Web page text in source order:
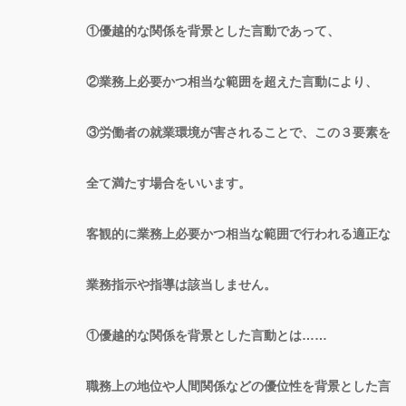
①優越的な関係を背景とした言動であって、
②業務上必要かつ相当な範囲を超えた言動により、
③労働者の就業環境が害されることで、この３要素を
全て満たす場合をいいます。
客観的に業務上必要かつ相当な範囲で行われる適正な
業務指示や指導は該当しません。
①優越的な関係を背景とした言動とは……
職務上の地位や人間関係などの優位性を背景とした言